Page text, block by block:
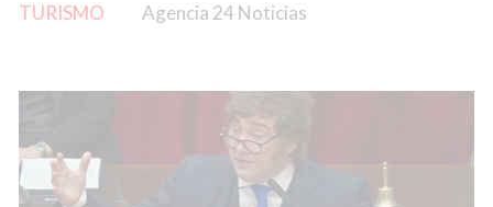
Agencia 24 Noticias
TURISMO